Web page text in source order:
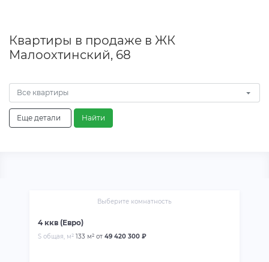
Квартиры в продаже в ЖК
Малоохтинский, 68
Все квартиры
Еще детали Найти
Выберите комнатность
4 ккв (Евро)
S общая, м² 133 м² от 49 420 300 ₽